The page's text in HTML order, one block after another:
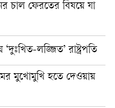
চাল ফেরতের বিষয়ে যা
‘দুঃখিত-লজ্জিত’ রাষ্ট্রপতি
মুখোমুখি হতে দেওয়ায়